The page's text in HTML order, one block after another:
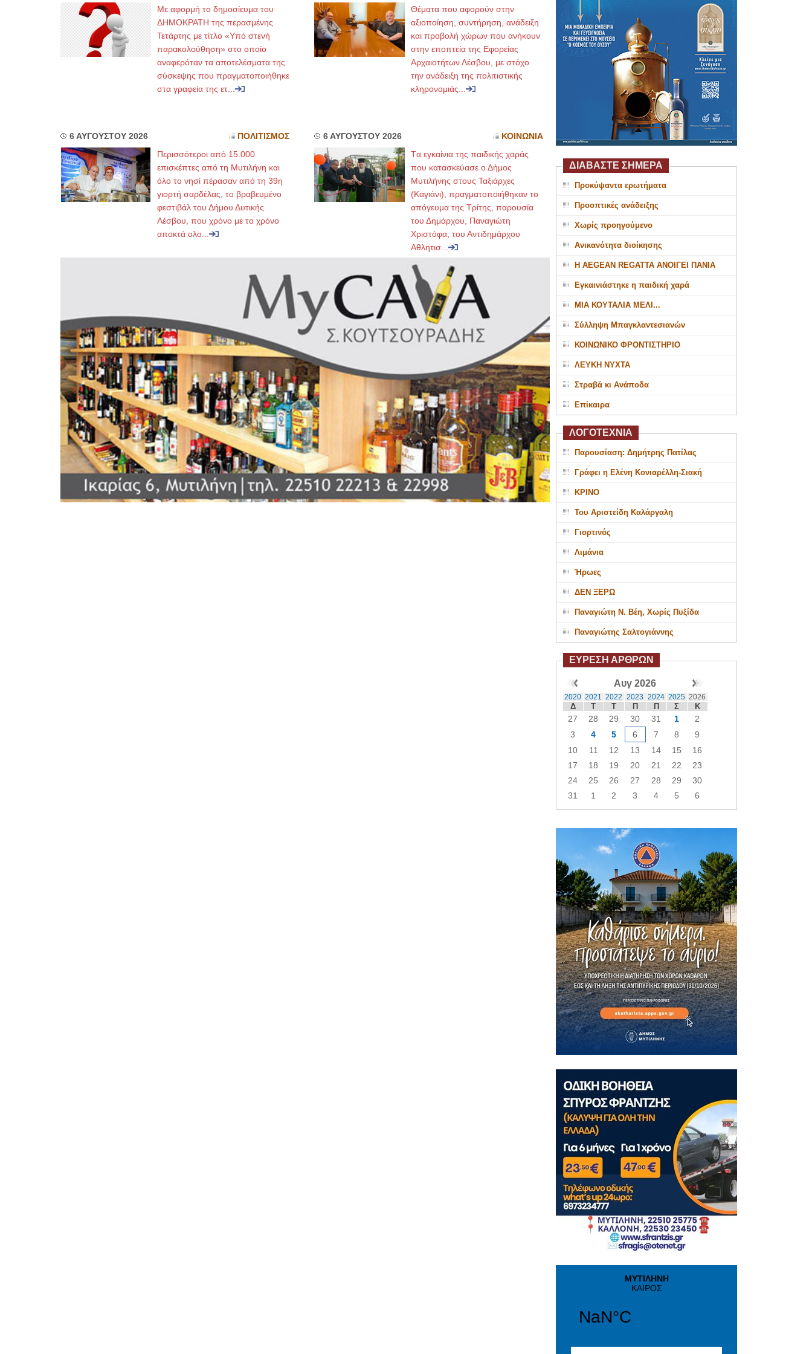
Με αφορμή το δημοσίευμα του
ΔΗΜΟΚΡΑΤΗ της περασμένης
Τετάρτης με τίτλο «Υπό στενή
παρακολούθηση» στο οποίο
αναφερόταν τα αποτελέσματα της
σύσκεψης που πραγματοποιήθηκε
στα γραφεία της ετ...
Θέματα που αφορούν στην
αξιοποίηση, συντήρηση, ανάδειξη
και προβολή χώρων που ανήκουν
στην εποπτεία της Εφορείας
Αρχαιοτήτων Λέσβου, με στόχο
την ανάδειξη της πολιτιστικής
κληρονομιάς...
6 ΑΥΓΟΥΣΤΟΥ 2026 ΠΟΛΙΤΙΣΜΟΣ
Περισσότεροι από 15.000
επισκέπτες από τη Μυτιλήνη και
όλο το νησί πέρασαν από τη 39η
γιορτή σαρδέλας, το βραβευμένο
φεστιβάλ του Δήμου Δυτικής
Λέσβου, που χρόνο με το χρόνο
αποκτά ολο...
6 ΑΥΓΟΥΣΤΟΥ 2026 ΚΟΙΝΩΝΙΑ
Tα εγκαίνια της παιδικής χαράς
που κατασκεύασε ο Δήμος
Μυτιλήνης στους Ταξιάρχες
(Καγιάνι), πραγματοποιήθηκαν το
απόγευμα της Τρίτης, παρουσία
του Δημάρχου, Παναγιώτη
Χριστόφα, του Αντιδημάρχου
Αθλητισ...
ΔΙΑΒΑΣΤΕ ΣΗΜΕΡΑ
Προκύψαντα ερωτήματα
Προοπτικές ανάδειξης
Χωρίς προηγούμενο
Ανικανότητα διοίκησης
Η AEGEAN REGATTA ΑΝΟΙΓΕΙ ΠΑΝΙΑ
Εγκαινιάστηκε η παιδική χαρά
ΜΙΑ ΚΟΥΤΑΛΙΑ ΜΕΛΙ...
Σύλληψη Μπαγκλαντεσιανών
ΚΟΙΝΩΝΙΚΟ ΦΡΟΝΤΙΣΤΗΡΙΟ
ΛΕΥΚΗ ΝΥΧΤΑ
Στραβά κι Ανάποδα
Επίκαιρα
ΛΟΓΟΤΕΧΝΙΑ
Παρουσίαση: Δημήτρης Πατίλας
Γράφει η Ελένη Κονιαρέλλη-Σιακή
ΚΡΙΝΟ
Του Αριστείδη Καλάργαλη
Γιορτινός
Λιμάνια
Ήρωες
ΔΕΝ ΞΕΡΩ
Παναγιώτη Ν. Βέη, Χωρίς Πυξίδα
Παναγιώτης Σαλτογιάννης
ΕΥΡΕΣΗ ΑΡΘΡΩΝ
Αυγ 2026
2020 2021 2022 2023 2024 2025 2026
Δ Τ Τ Π Π Σ Κ
27 28 29 30 31 1
2
3
4 5 6 7 8
9
10
11 12 13 14 15
16
17
18 19 20 21 22
23
24
25 26 27 28 29
30
31
1 2 3 4 5 6